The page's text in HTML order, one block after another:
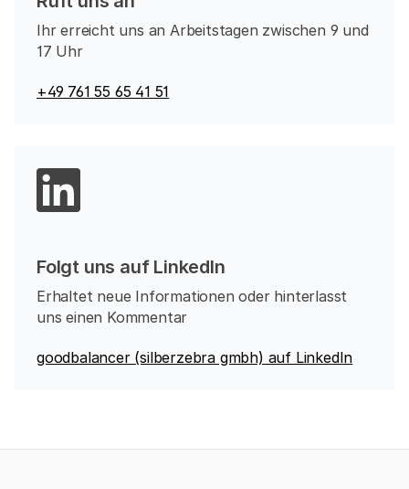
Ihr erreicht uns an Arbeitstagen zwischen 9 und
17 Uhr
+49 761 55 65 41 51
Folgt uns auf LinkedIn
Erhaltet neue Informationen oder hinterlasst
uns einen Kommentar
goodbalancer (silberzebra gmbh) auf LinkedIn